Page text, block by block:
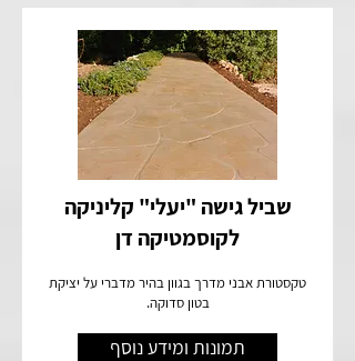
שביל גישה "יעלי" קליניקה
לקוסמטיקה דן
טקסטורת אבני מדרך בגוון בהיר מדברי על יציקת
בטון סדוקה.
תמונות ומידע נוסף